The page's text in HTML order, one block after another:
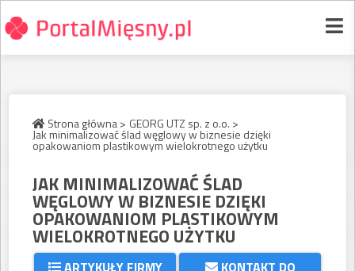
Strona główna > GEORG UTZ sp. z o.o. >
Jak minimalizować ślad węglowy w biznesie dzięki
opakowaniom plastikowym wielokrotnego użytku
JAK MINIMALIZOWAĆ ŚLAD
WĘGLOWY W BIZNESIE DZIĘKI
OPAKOWANIOM PLASTIKOWYM
WIELOKROTNEGO UŻYTKU
ARTYKUŁY FIRMY KONTAKT DO